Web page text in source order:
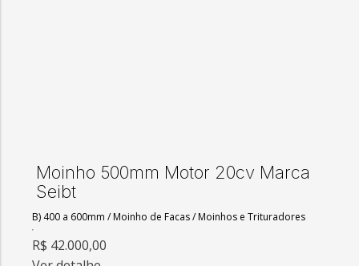
Moinho 500mm Motor 20cv Marca
Seibt
B) 400 a 600mm /Moinho de Facas/Moinhos e Trituradores
R$ 42.000,00